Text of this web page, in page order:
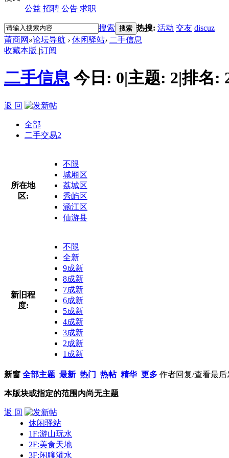
公益 招聘 公告 求职
搜索 搜索 热搜: 活动 交友 discuz
莆商网 »论坛导航 › 休闲驿站› 二手信息
收藏本版 |订阅
二手信息 今日: 0|主题: 2|排名:
返 回
全部
二手交易2
所在地
区:
不限
城厢区
荔城区
秀屿区
涵江区
仙游县
新旧程
度:
不限
全新
9成新
8成新
7成新
6成新
5成新
4成新
3成新
2成新
1成新
新窗 全部主题 最新 热门 热帖 精华 更多 作者回复/查看最后
本版块或指定的范围内尚无主题
返 回
休闲驿站
1F:游山玩水
2F:美食天地
3F:闲聊灌水